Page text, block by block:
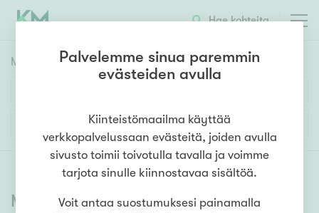
Hae kohteita
Myyntikohteet
1h 2h 3h 4h 5h+
Asuntotyyppi
Lisää hakuehtoja
Myytävät asunnot (6361 )
Palvelemme sinua paremmin
evästeiden avulla
Kiinteistömaailma käyttää
verkkopalvelussaan evästeitä, joiden avulla
sivusto toimii toivotulla tavalla ja voimme
tarjota sinulle kiinnostavaa sisältöä.
Voit antaa suostumuksesi painamalla